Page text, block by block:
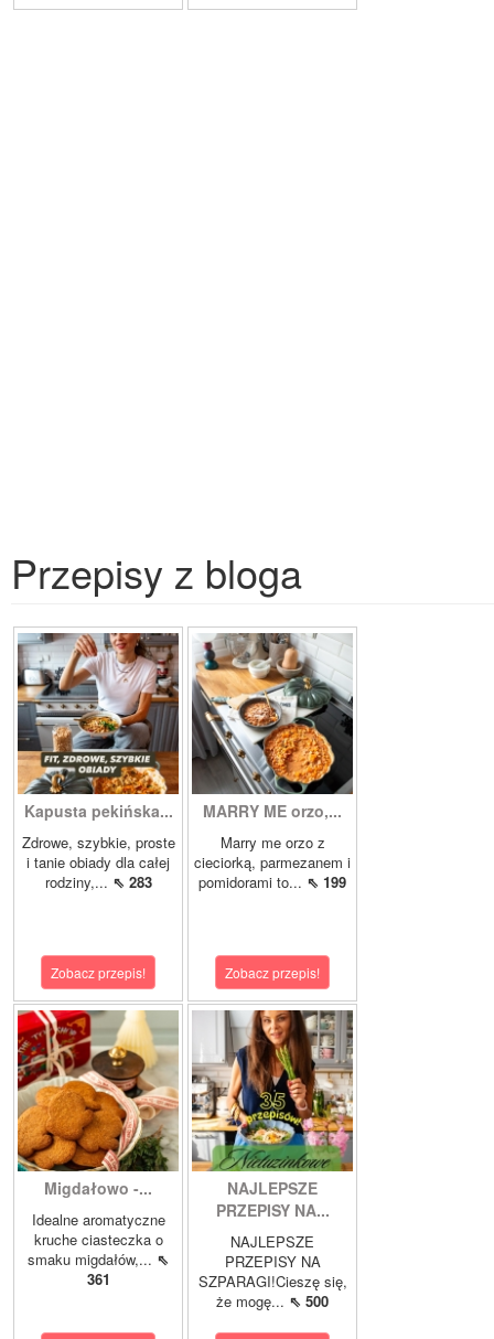
Przepisy z bloga
Kapusta pekińska...
Zdrowe, szybkie, proste
i tanie obiady dla całej
rodziny,... ⇖ 283
Zobacz przepis!
MARRY ME orzo,...
Marry me orzo z
cieciorką, parmezanem i
pomidorami to... ⇖ 199
Zobacz przepis!
Migdałowo -...
Idealne aromatyczne
kruche ciasteczka o
smaku migdałów,... ⇖
361
NAJLEPSZE
PRZEPISY NA...
NAJLEPSZE
PRZEPISY NA
SZPARAGI!Cieszę się,
że mogę... ⇖ 500